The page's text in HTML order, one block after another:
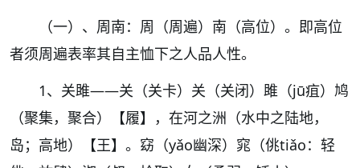
（一）、周南：周（周遍）南（高位）。即高位
者须周遍表率其自主恤下之人品人性。
1、关雎——关（关卡）关（关闭）雎（jū疽）鸠
（聚集，聚合）【履】，在河之洲（水中之陆地，
岛；高地）【王】。窈（yǎo幽深）窕（佻tiǎo：轻